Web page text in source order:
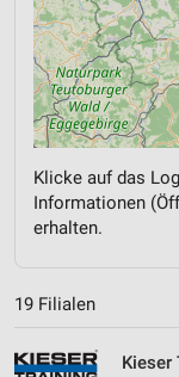
Klicke auf das
Informationen
erhalten.
19 Filialen
Kieser